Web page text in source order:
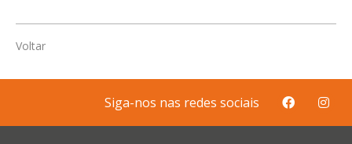
Voltar
Siga-nos nas redes sociais